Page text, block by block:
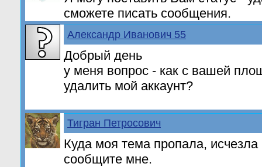
сможете писать сообщения.
Александр Иванович 55
Добрый день
у меня вопрос - как с вашей
удалить мой аккаунт?
Тигран Петросович
Куда моя тема пропала, исчезла
сообщите мне.